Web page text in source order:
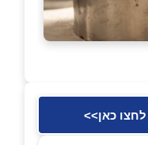
כאן>>